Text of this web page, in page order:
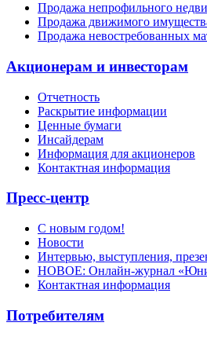
Продажа непрофильного
Продажа движимого
Продажа невостребованных
Акционерам и инвесторам
Отчетность
Раскрытие информации
Ценные бумаги
Инсайдерам
Информация для акционеров
Контактная информация
Пресс-центр
С новым годом!
Новости
Интервью, выступления,
НОВОЕ: Онлайн-журнал
Контактная информация
Потребителям